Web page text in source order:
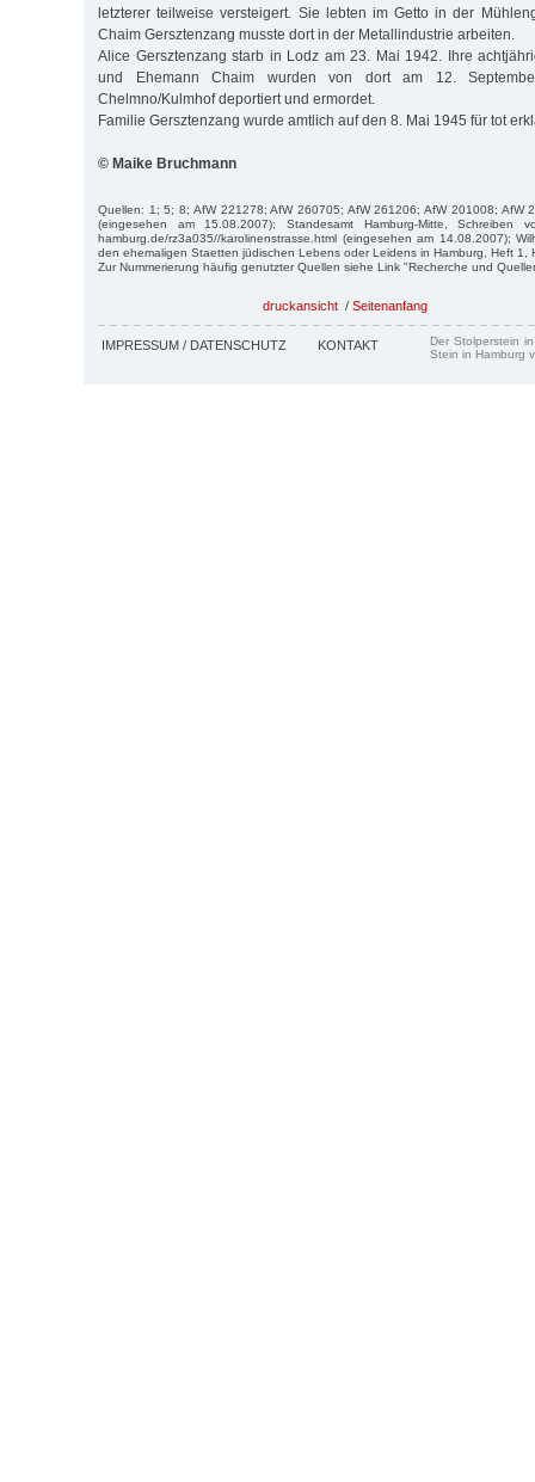
letzterer teilweise versteigert. Sie lebten im Getto in der
Chaim Gersztenzang musste dort in der Metallindustrie arbeiten.
Alice Gersztenzang starb in Lodz am 23. Mai 1942. Ihre
und Ehemann Chaim wurden von dort am 12.
Chelmno/Kulmhof deportiert und ermordet.
Familie Gersztenzang wurde amtlich auf den 8. Mai 1945 für tot
© Maike Bruchmann
Quellen: 1; 5; 8; AfW 221278; AfW 260705; AfW 261206; AfW 201008; AfW
(eingesehen am 15.08.2007); Standesamt Hamburg-Mitte, Schreiben
hamburg.de/rz3a035//karolinenstrasse.html (eingesehen am 14.08.2007);
den ehemaligen Staetten jüdischen Lebens oder Leidens in Hamburg, Heft 1,
Zur Nummerierung häufig genutzter Quellen siehe Link "Recherche und
druckansicht / Seitenanfang
IMPRESSUM / DATENSCHUTZ KONTAKT
Der Stolperstein
Stein in Hamburg